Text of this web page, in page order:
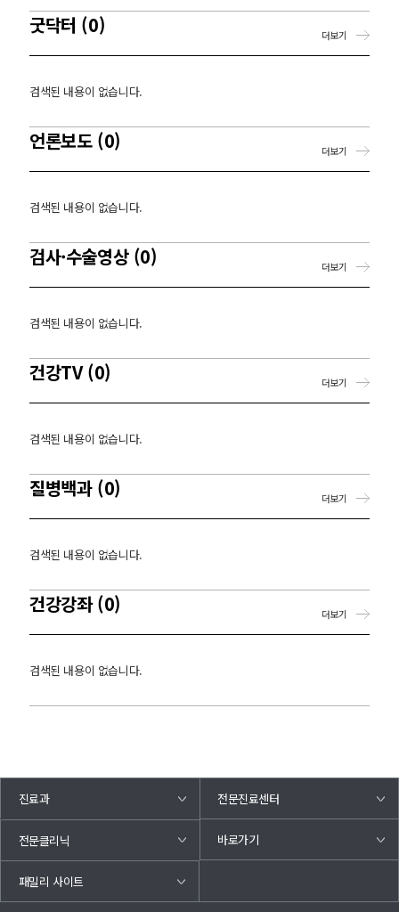
굿닥터 (0)
검색된 내용이 없습니다.
더보기
언론보도 (0)
검색된 내용이 없습니다.
더보기
검사·수술영상 (0)
검색된 내용이 없습니다.
더보기
건강TV (0)
검색된 내용이 없습니다.
더보기
질병백과 (0)
검색된 내용이 없습니다.
더보기
건강강좌 (0)
검색된 내용이 없습니다.
더보기
진료과 전문진료센터
전문클리닉 바로가기
패밀리 사이트